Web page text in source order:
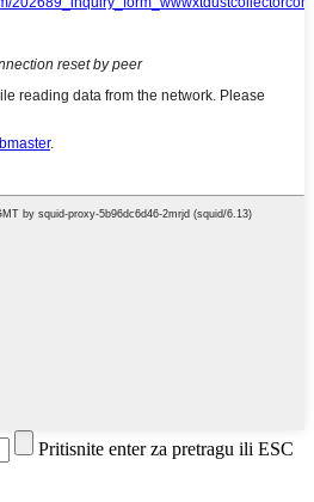
Pritisnite enter za pretragu ili ESC